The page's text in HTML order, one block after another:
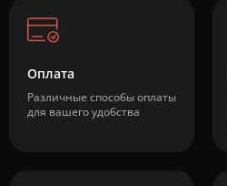
Оплата
Различные способы оплаты
для вашего удобства